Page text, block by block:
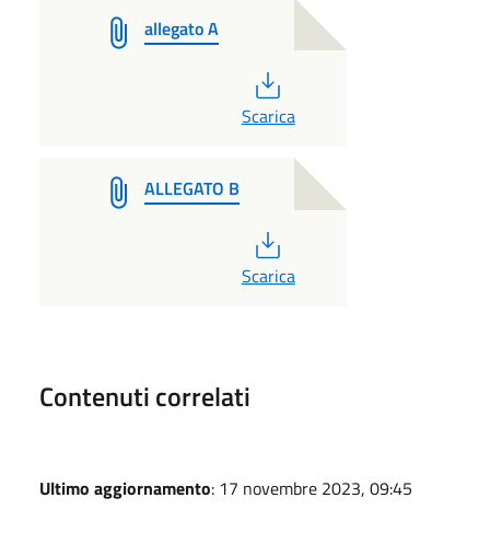
allegato A
Scarica
ALLEGATO B
Scarica
Contenuti correlati
Ultimo aggiornamento: 17 novembre 2023, 09:45